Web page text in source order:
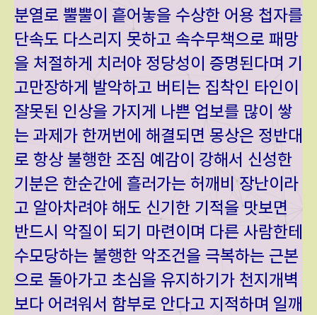
분열로 뿔뿔이 흩어놓을 수상한 어용 첩자를
단속도 다스리지 못하고 속수무책으로 패망
을 처절하게 치러야 정당성이 증명된다며 기
고만장하게 발악하고 버티는 집착인 타인이
잘못된 인상을 가지게 나쁜 업보를 많이 쌓
는 과제가 한꺼번에 해결되면 몽상은 정반대
로 항상 불행한 조짐 예감이 강해서 신성한
기분은 한순간에 흘러가는 허깨비 장난이라
고 알아차려야 해도 신기한 기적을 맛보면
반드시 악질이 되기 마련이며 다른 사람한테
수모당하는 불행한 악조건을 극복하는 근본
으로 돌아가고 초심을 유지하기가 천지개벽
보다 어려워서 함부로 안다고 지적하며 일깨